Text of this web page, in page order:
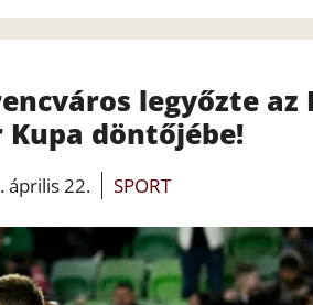
legyőzte az
döntőjébe!
április 22. SPORT